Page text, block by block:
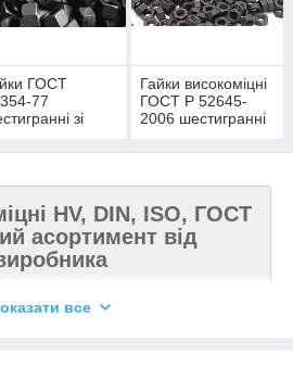
ГОСТ
77
зі
під ключ
Гайки високоміцні
ГОСТ Р 52645-
2006 шестигранні
розміром під ключ
HV, DIN, ISO, ГОСТ
асортимент від
все